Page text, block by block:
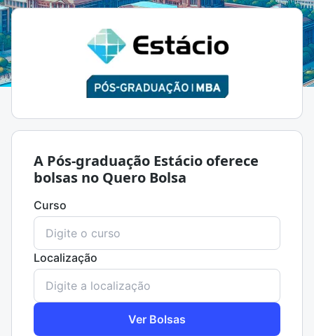
A Pós-graduação Estácio oferece
bolsas no Quero Bolsa
Curso
Localização
Ver Bolsas